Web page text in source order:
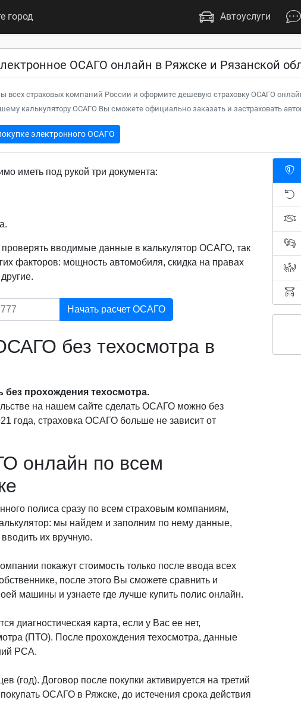
город Автоуслуги
ОСАГО онлайн в Ряжске и Рязанской
всех страховых компаний России и оформите дешевую страховку ОСАГО
калькулятору ОСАГО Вы сможете официально заказать и застраховать
электронного ОСАГО
иметь под рукой три документа:
вводимые данные в калькулятор ОСАГО, так
факторов: мощность автомобиля, скидка на правах
Начать расчет ОСАГО
без техосмотра в
прохождения техосмотра.
на нашем сайте сделать ОСАГО можно без
года, страховка ОСАГО больше не зависит от
онлайн по всем
полиса сразу по всем страховым компаниям,
мы найдем и заполним по нему данные,
их вручную.
покажут стоимость только после ввода всех
после этого Вы сможете сравнить и
машины и узнаете где лучше купить полис онлайн.
диагностическая карта, если у Вас ее нет,
(ПТО). После прохождения техосмотра, данные
РСА.
(год). Договор после покупки активируется на третий
ОСАГО в Ряжске, до истечения срока действия